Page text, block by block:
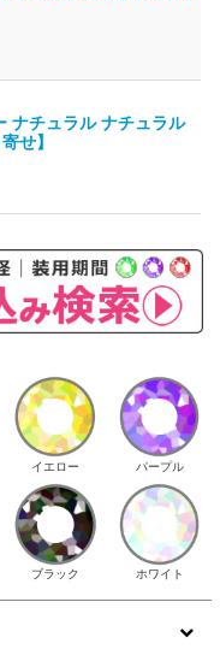
ナチュラル ナチュラル
せ】
イエロー パープル
ブラック ホワイト